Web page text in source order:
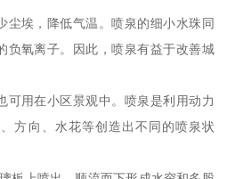
尘埃，降低气温。喷泉的细小水珠同
负氧离子。因此，喷泉有益于改善城
可用在小区景观中。喷泉是利用动力
方向、水花等创造出不同的喷泉状